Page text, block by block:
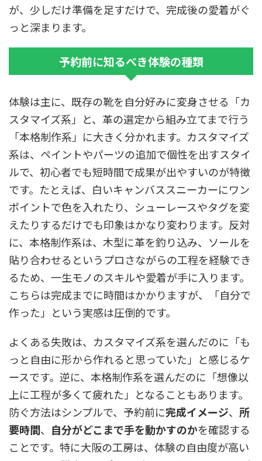
が、少しだけ準備を足すだけで、完成後の愛着がぐ
っと深まります。
予約前に知るべき体験の種類
体験は主に、既存の靴を自分好みに変身させる「カ
スタマイズ系」と、革の選定から組み立てまで行う
「本格制作系」に大きく分かれます。カスタマイズ
系は、ペイントやパーツの追加で個性を出すスタイ
ルで、初心者でも短時間で成果が出やすいのが特徴
です。たとえば、白いキャンバススニーカーにワン
ポイントで色を入れたり、シューレースやタグを変
えたりするだけでも印象はかなり変わります。反対
に、本格制作系は、木型に革を釣り込み、ソールを
貼り合わせるというプロさながらの工程を経験でき
るため、一生モノのスキルや愛着が手に入ります。
こちらは完成までに時間はかかりますが、「自分で
作った」という実感は圧倒的です。
よくある失敗は、カスタマイズ系を選んだのに「も
っと自由に形から作れると思っていた」と感じるケ
ースです。逆に、本格制作系を選んだのに「想像以
上に工程が多くて疲れた」となることもあります。
防ぐ方法はシンプルで、予約前に完成イメージ、 所
要時間、 自分がどこまで手を動かすのかを確認する
ことです。特に大阪の工房は、体験の自由度が高い